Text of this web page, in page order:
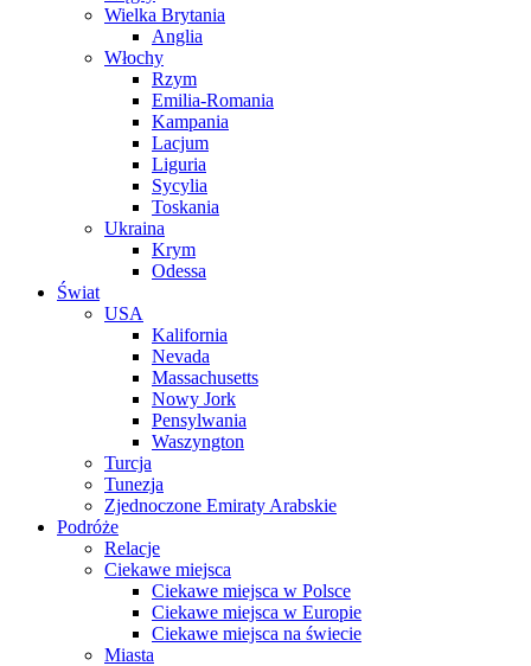
Wielka Brytania
Anglia
Włochy
Rzym
Emilia-Romania
Kampania
Lacjum
Liguria
Sycylia
Toskania
Ukraina
Krym
Odessa
Świat
USA
Kalifornia
Nevada
Massachusetts
Nowy Jork
Pensylwania
Waszyngton
Turcja
Tunezja
Zjednoczone Emiraty Arabskie
Podróże
Relacje
Ciekawe miejsca
Ciekawe miejsca w Polsce
Ciekawe miejsca w Europie
Ciekawe miejsca na świecie
Miasta